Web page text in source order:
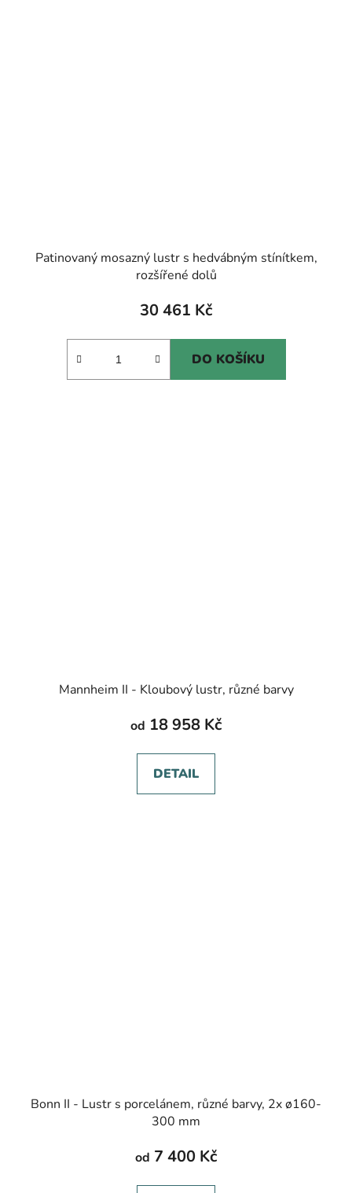
Patinovaný mosazný lustr s hedvábným stínítkem,
rozšířené dolů
30 461 Kč
DO KOŠÍKU
Mannheim II - Kloubový lustr, různé barvy
od 18 958 Kč
DETAIL
Bonn II - Lustr s porcelánem, různé barvy, 2x ø160-
300 mm
od 7 400 Kč